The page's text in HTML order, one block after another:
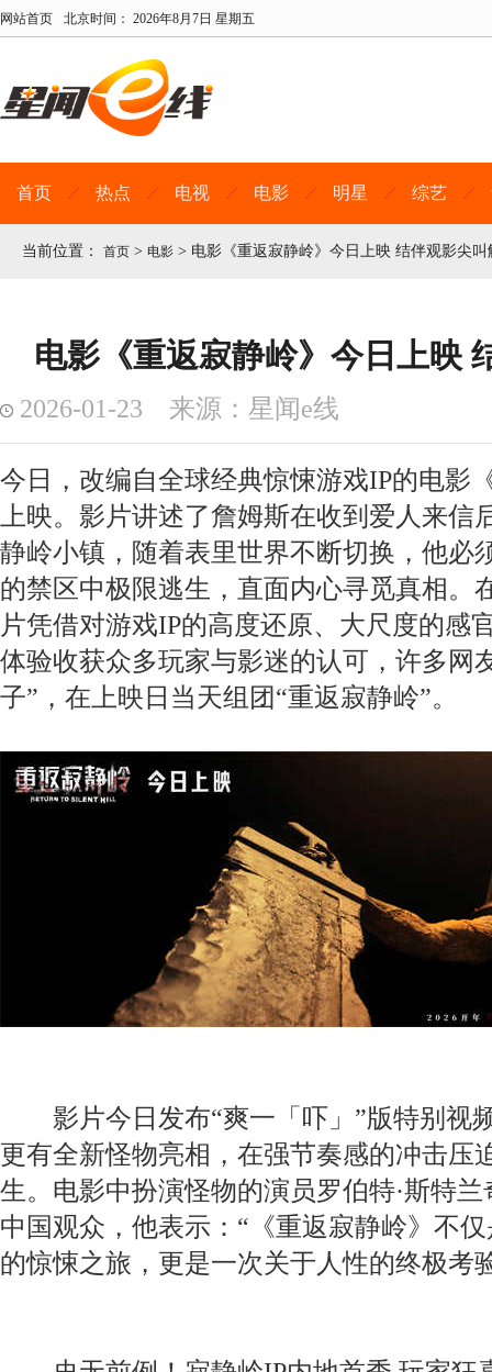
网站首页 北京时间： 2026年8月7日 星期五
首页 热点 电视 电影 明星 综艺
当前位置： 首页 > 电影 > 电影《重返寂静岭》今日上映 结伴观影尖叫
电影《重返寂静岭》今日上映
2026-01-23 来源：星闻e线
今日，改编自全球经典惊悚游戏IP的电影
上映。影片讲述了詹姆斯在收到爱人来信
静岭小镇，随着表里世界不断切换，他必
的禁区中极限逃生，直面内心寻觅真相。
片凭借对游戏IP的高度还原、大尺度的感
体验收获众多玩家与影迷的认可，许多网
子”，在上映日当天组团“重返寂静岭”。
影片今日发布“爽一「吓」”版特别视
更有全新怪物亮相，在强节奏感的冲击压
生。电影中扮演怪物的演员罗伯特·斯特
中国观众，他表示：“《重返寂静岭》不
的惊悚之旅，更是一次关于人性的终极考